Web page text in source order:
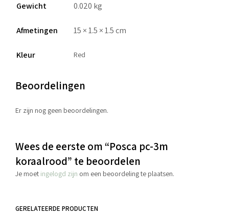
Gewicht 0.020 kg
Afmetingen 15 × 1.5 × 1.5 cm
Kleur Red
Beoordelingen
Er zijn nog geen beoordelingen.
Wees de eerste om “Posca pc-3m
koraalrood” te beoordelen
Je moet ingelogd zijn om een beoordeling te plaatsen.
GERELATEERDE PRODUCTEN